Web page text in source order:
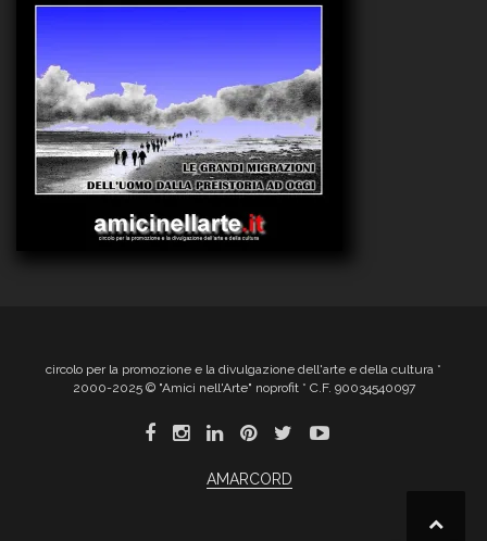
circolo per la promozione e la divulgazione dell'arte e della cultura *
2000-2025 © "Amici nell'Arte" noprofit * C.F. 90034540097
AMARCORD